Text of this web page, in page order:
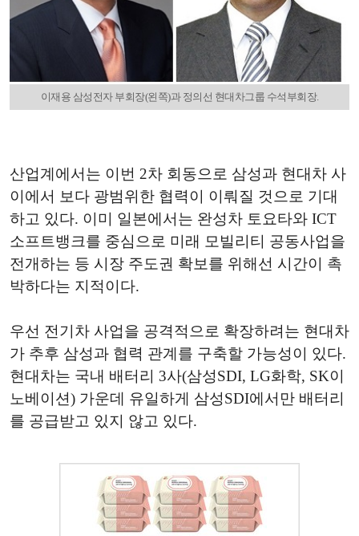
이재용 삼성전자 부회장(왼쪽)과 정의선 현대차그룹 수석부회장.
산업계에서는 이번 2차 회동으로 삼성과 현대차 사
이에서 보다 광범위한 협력이 이뤄질 것으로 기대
하고 있다. 이미 일본에서는 완성차 토요타와 ICT
소프트뱅크를 중심으로 미래 모빌리티 공동사업을
전개하는 등 시장 주도권 확보를 위해선 시간이 촉
박하다는 지적이다.
우선 전기차 사업을 공격적으로 확장하려는 현대차
가 추후 삼성과 협력 관계를 구축할 가능성이 있다.
현대차는 국내 배터리 3사(삼성SDI, LG화학, SK이
노베이션) 가운데 유일하게 삼성SDI에서만 배터리
를 공급받고 있지 않고 있다.